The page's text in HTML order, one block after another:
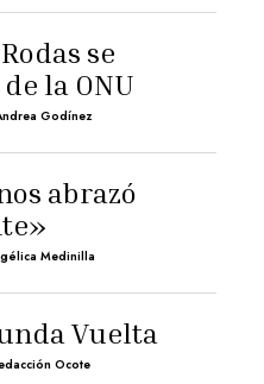
se
la ONU
Godínez
abrazó
Medinilla
Vuelta
Ocote